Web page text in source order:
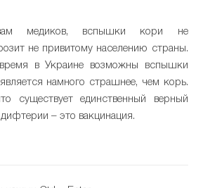
медиков, вспышки кори не
не привитому населению страны.
в Украине возможны вспышки
намного страшнее, чем корь.
существует единственный верный
– это вакцинация.